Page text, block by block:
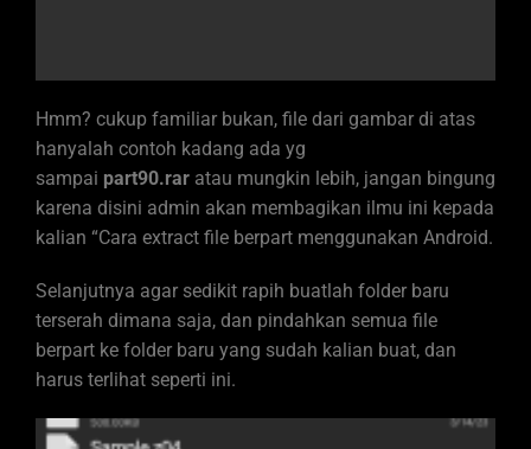
Hmm? cukup familiar bukan, file dari gambar di atas
hanyalah contoh kadang ada yg
sampai part90.rar atau mungkin lebih, jangan bingung
karena disini admin akan membagikan ilmu ini kepada
kalian “Cara extract file berpart menggunakan Android.
Selanjutnya agar sedikit rapih buatlah folder baru
terserah dimana saja, dan pindahkan semua file
berpart ke folder baru yang sudah kalian buat, dan
harus terlihat seperti ini.